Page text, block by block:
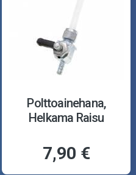
Polttoainehana,
Helkama Raisu
7,90 €